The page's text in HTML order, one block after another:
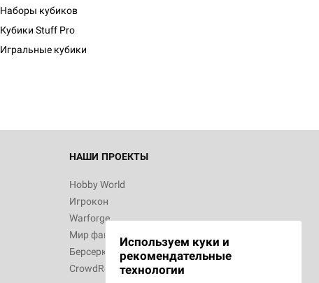
Наборы кубиков
Кубики Stuff Pro
Игральные кубики
НАШИ ПРОЕКТЫ
Hobby World
Игрокон
Warforge
Мир фантастики
Берсерк
CrowdRepublic
Используем куки и
рекомендательные
технологии